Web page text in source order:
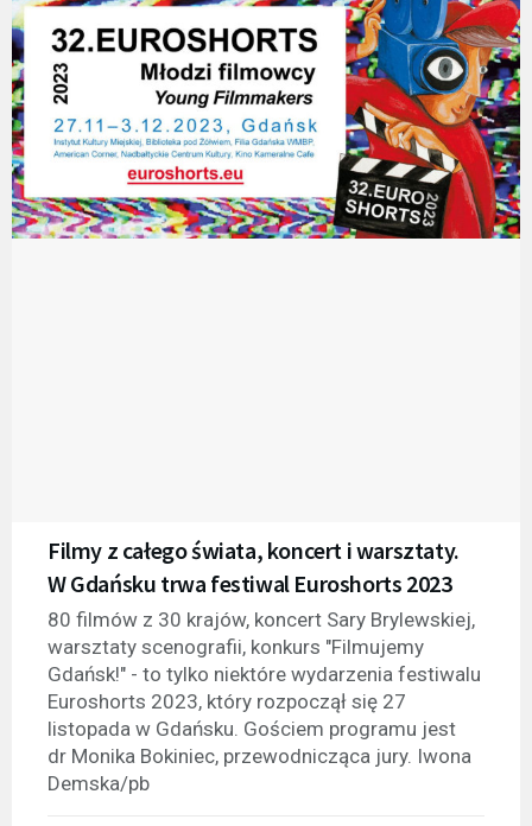
Filmy z całego świata, koncert i warsztaty.
W Gdańsku trwa festiwal Euroshorts 2023
80 filmów z 30 krajów, koncert Sary Brylewskiej,
warsztaty scenografii, konkurs "Filmujemy
Gdańsk!" - to tylko niektóre wydarzenia festiwalu
Euroshorts 2023, który rozpoczął się 27
listopada w Gdańsku. Gościem programu jest
dr Monika Bokiniec, przewodnicząca jury. Iwona
Demska/pb